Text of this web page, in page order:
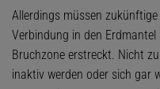
Allerdings müssen
Verbindung in den
Bruchzone erstreckt. Nicht
inaktiv werden oder sich gar